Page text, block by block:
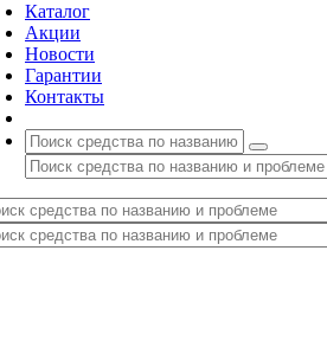
Каталог
Акции
Новости
Гарантии
Контакты